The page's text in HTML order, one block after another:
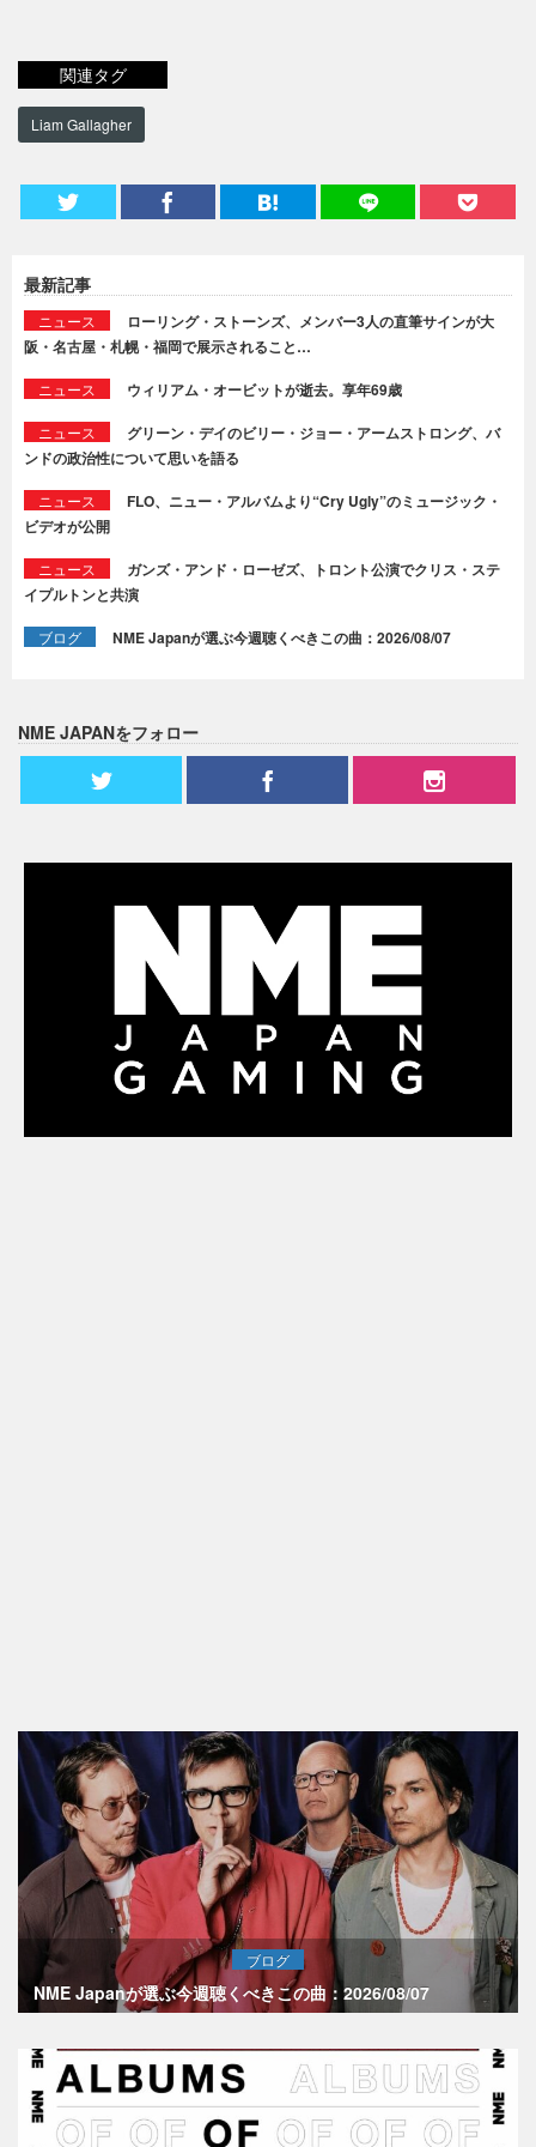
関連タグ
Liam Gallagher
最新記事
ニュース
ローリング・ストーンズ、メンバー3人の直筆サインが大
阪・名古屋・札幌・福岡で展示されること…
ニュース ウィリアム・オービットが逝去。享年69歳
ニュース
グリーン・デイのビリー・ジョー・アームストロング、バ
ンドの政治性について思いを語る
ニュース
FLO、ニュー・アルバムより“Cry Ugly”のミュージック・
ビデオが公開
ニュース
ガンズ・アンド・ローゼズ、トロント公演でクリス・ステ
イプルトンと共演
ブログ NME Japanが選ぶ今週聴くべきこの曲：2026/08/07
NME JAPANをフォロー
ブログ
NME Japanが選ぶ今週聴くべきこの曲：2026/08/07